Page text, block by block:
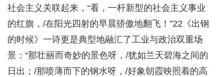
社会主义关联起来，“看，一杆新型的社会主义事业
的红旗，/在阳光四射的早晨骄傲地翻飞！”22《出钢
的时候》一诗更是典型地融汇了工业与政治双重场
景：“那壮丽而奇妙的景色呀，/犹如兰天碧海之间的
日出；/那喷薄而下的钢水呀，/好象朝霞映照着的高